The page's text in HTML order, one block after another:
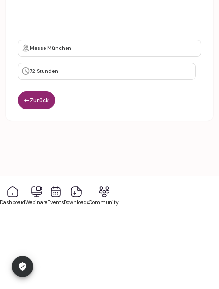
Messe München
72 Stunden
Zurück
DashboardWebinareEventsDownloadsCommunity